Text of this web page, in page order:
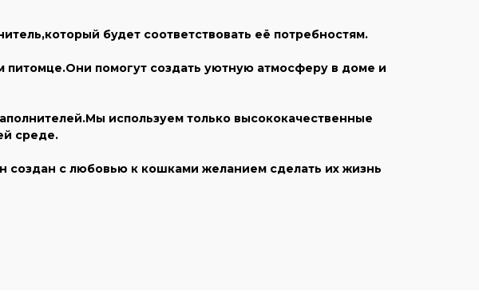
будет соответствовать её потребностям.
помогут создать уютную атмосферу в доме и
используем только высококачественные
среде.
создан с любовью к кошками желанием сделать их жизнь